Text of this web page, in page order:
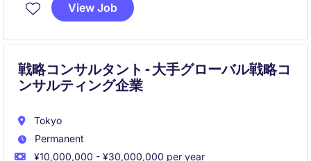
以下のことが得られます！：
View Job
戦略コンサルタント - 大手グローバル戦略コ
ンサルティング企業
Tokyo
Permanent
¥10,000,000 - ¥30,000,000 per year